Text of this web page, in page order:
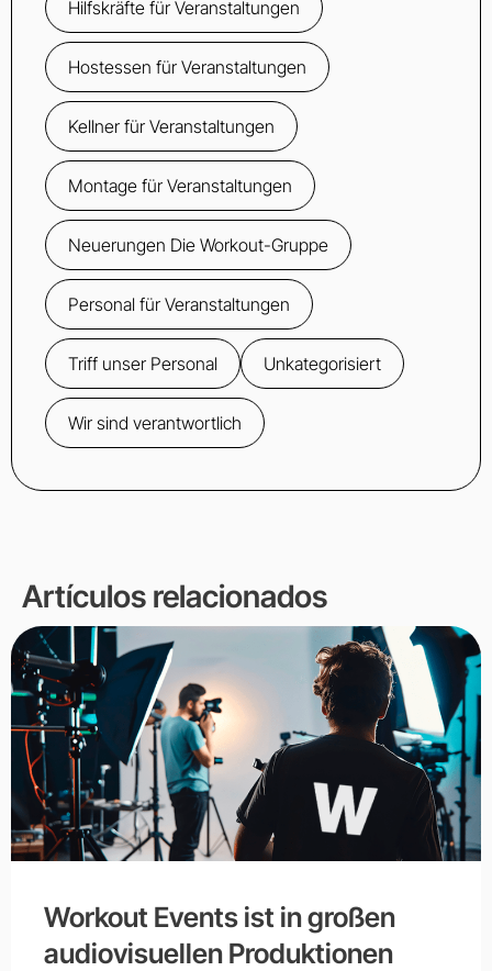
Hilfskräfte für Veranstaltungen
Hostessen für Veranstaltungen
Kellner für Veranstaltungen
Montage für Veranstaltungen
Neuerungen Die Workout-Gruppe
Personal für Veranstaltungen
Triff unser Personal Unkategorisiert
Wir sind verantwortlich
Artículos relacionados
Workout Events ist in großen
audiovisuellen Produktionen